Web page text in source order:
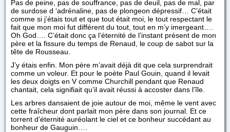
Pas de peine, pas de souffrance, pas de deuil, pas de mal, par
de surdose d ‘adrénaline, pas de plongeon dépressif… C’était
comme si j’étais tout et que tout était moi, le tout respectant le
fait que mon moi fut différent du tout, tout en m’y imergeant….
Oh God…. C’était donc ça l’éternité de l’instant présent de mon
père et la fissure du temps de Renaud, le coup de sabot sur la
tête de Rousseau.
J’y étais enfin. Mon père m’avait déjà dit que cela surprendrait
comme un voleur. Et pour le poète Paul Gouin, quand il levait
les deux doigts en V comme Churchill pendant que Renaud
chantait, cela signifiait qu’il avait réussi à accoster dans l’île.
Les arbres dansaient de joie autour de moi, même le vent avec
cette fraîcheur dont parlait mon père dans son journal. Et ce
torrent d’éternité auréolant le ciel et ce bonheur succédant au
bonheur de Gauguin….